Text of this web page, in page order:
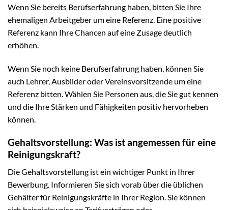
Wenn Sie bereits Berufserfahrung haben, bitten Sie Ihre
ehemaligen Arbeitgeber um eine Referenz. Eine positive
Referenz kann Ihre Chancen auf eine Zusage deutlich
erhöhen.
Wenn Sie noch keine Berufserfahrung haben, können Sie
auch Lehrer, Ausbilder oder Vereinsvorsitzende um eine
Referenz bitten. Wählen Sie Personen aus, die Sie gut kennen
und die Ihre Stärken und Fähigkeiten positiv hervorheben
können.
Gehaltsvorstellung: Was ist angemessen für eine
Reinigungskraft?
Die Gehaltsvorstellung ist ein wichtiger Punkt in Ihrer
Bewerbung. Informieren Sie sich vorab über die üblichen
Gehälter für Reinigungskräfte in Ihrer Region. Sie können